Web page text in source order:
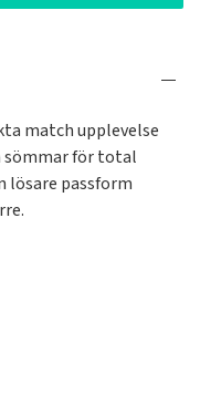
match upplevelse
sömmar för total
lösare passform